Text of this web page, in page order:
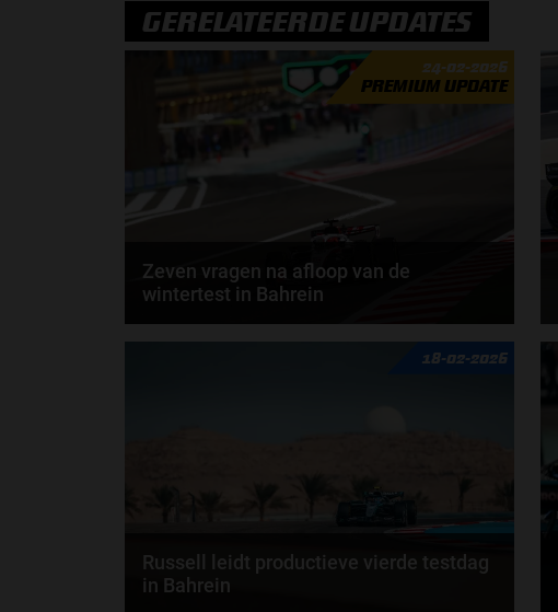
GERELATEERDE UPDATES
24-02-2026
PREMIUM UPDATE
Zeven vragen na afloop van de
wintertest in Bahrein
De F1-wintertest in Bahrein is ten einde gekomen, en
na zes dagen testen zijn er genoeg dingen om te...
18-02-2026
Russell leidt productieve vierde testdag
in Bahrein